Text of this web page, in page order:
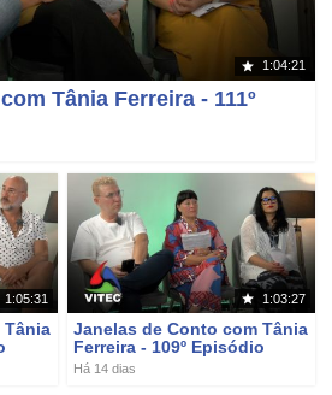
1:04:21
Tânia Ferreira - 111º
1:05:31
Tânia
1:03:27
Janelas de Conto com Tânia
Ferreira - 109º Episódio
Há 14 dias